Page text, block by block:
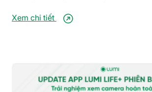
Xem chi tiết